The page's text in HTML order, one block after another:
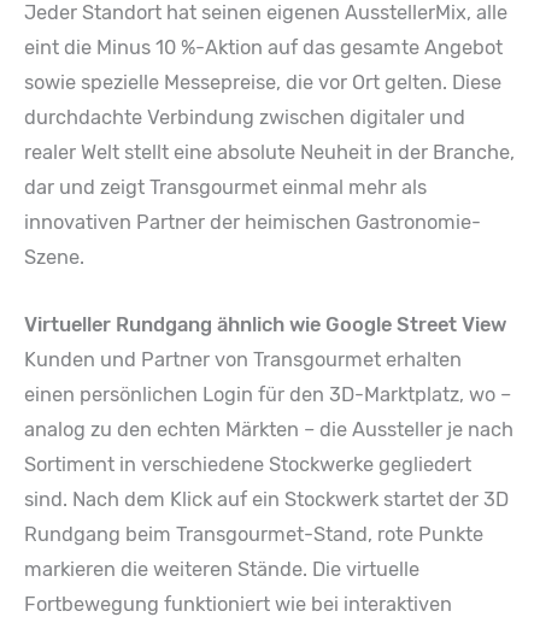
Jeder Standort hat seinen eigenen AusstellerMix, alle
eint die Minus 10 %-Aktion auf das gesamte Angebot
sowie spezielle Messepreise, die vor Ort gelten. Diese
durchdachte Verbindung zwischen digitaler und
realer Welt stellt eine absolute Neuheit in der Branche,
dar und zeigt Transgourmet einmal mehr als
innovativen Partner der heimischen Gastronomie-
Szene.
Virtueller Rundgang ähnlich wie Google Street View
Kunden und Partner von Transgourmet erhalten
einen persönlichen Login für den 3D-Marktplatz, wo –
analog zu den echten Märkten – die Aussteller je nach
Sortiment in verschiedene Stockwerke gegliedert
sind. Nach dem Klick auf ein Stockwerk startet der 3D
Rundgang beim Transgourmet-Stand, rote Punkte
markieren die weiteren Stände. Die virtuelle
Fortbewegung funktioniert wie bei interaktiven